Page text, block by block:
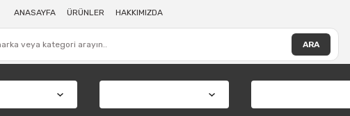
ANASAYFA ÜRÜNLER HAKKIMIZDA
ARA